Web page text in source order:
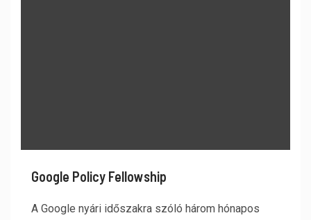
Google Policy Fellowship
A Google nyári időszakra szóló három hónapos